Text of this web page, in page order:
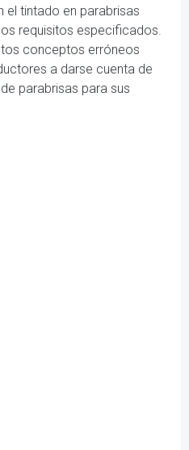
el tintado en parabrisas
requisitos especificados.
conceptos erróneos
a darse cuenta de
parabrisas para sus